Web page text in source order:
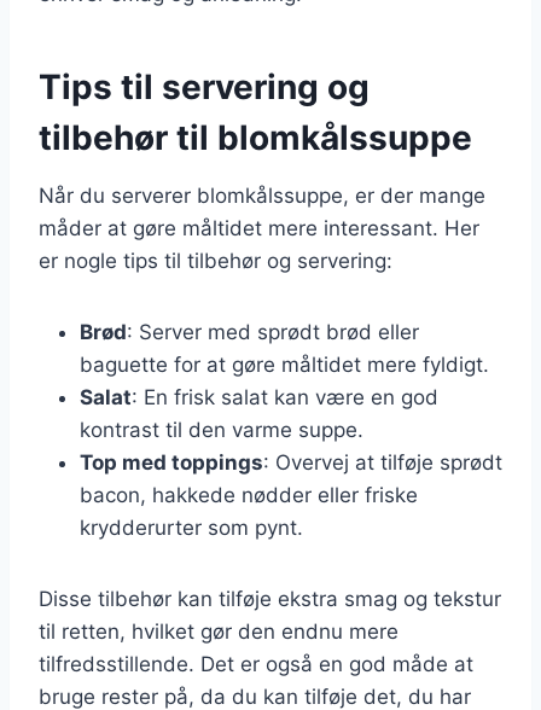
Tips til servering og
tilbehør til blomkålssuppe
Når du serverer blomkålssuppe, er der mange
måder at gøre måltidet mere interessant. Her
er nogle tips til tilbehør og servering:
Brød: Server med sprødt brød eller
baguette for at gøre måltidet mere fyldigt.
Salat: En frisk salat kan være en god
kontrast til den varme suppe.
Top med toppings: Overvej at tilføje sprødt
bacon, hakkede nødder eller friske
krydderurter som pynt.
Disse tilbehør kan tilføje ekstra smag og tekstur
til retten, hvilket gør den endnu mere
tilfredsstillende. Det er også en god måde at
bruge rester på, da du kan tilføje det, du har